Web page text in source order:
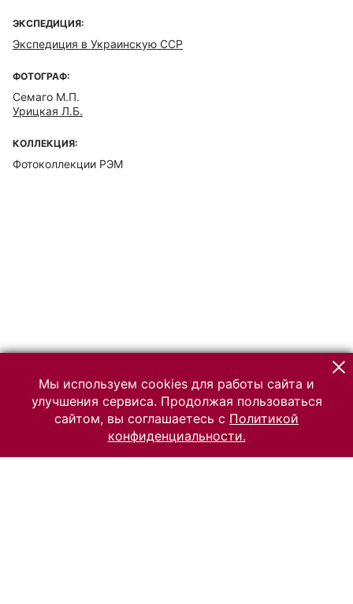
ЭКСПЕДИЦИЯ:
Экспедиция в Украинскую ССР
ФОТОГРАФ:
Семаго М.П.
Урицкая Л.Б.
КОЛЛЕКЦИЯ:
Фотоколлекции РЭМ
Мы используем cookies для работы сайта и
улучшения сервиса. Продолжая пользоваться
сайтом, вы соглашаетесь с Политикой
конфиденциальности.